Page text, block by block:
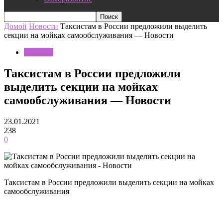
Домой Новости Таксистам в России предложили выделить
секции на мойках самообслуживания — Новости
Таксистам в России предложили
выделить секции на мойках
самообслуживания — Новости
23.01.2021
238
0
Таксистам в России предложили выделить секции на мойках
самообслуживания